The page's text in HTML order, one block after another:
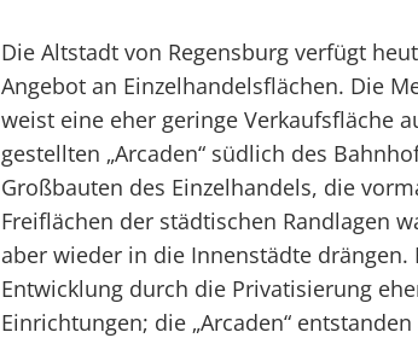
Die Altstadt von Regensburg verfügt
Angebot an Einzelhandelsflächen. Die
weist eine eher geringe Verkaufsfläche
gestellten „Arcaden“ südlich des
Großbauten des Einzelhandels, die
Freiflächen der städtischen Randlagen
aber wieder in die Innenstädte
Entwicklung durch die Privatisierung
Einrichtungen; die „Arcaden“